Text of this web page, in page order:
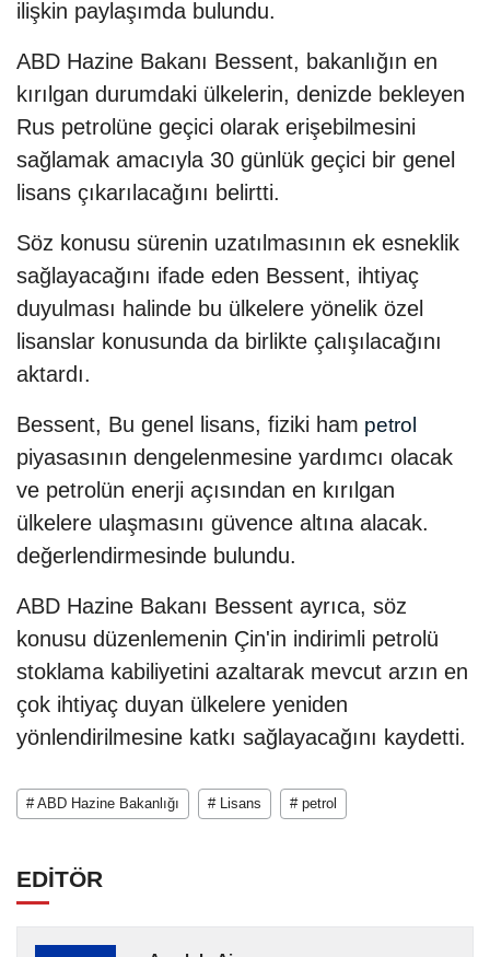
ilişkin paylaşımda bulundu.
ABD Hazine Bakanı Bessent, bakanlığın en
kırılgan durumdaki ülkelerin, denizde bekleyen
Rus petrolüne geçici olarak erişebilmesini
sağlamak amacıyla 30 günlük geçici bir genel
lisans çıkarılacağını belirtti.
Söz konusu sürenin uzatılmasının ek esneklik
sağlayacağını ifade eden Bessent, ihtiyaç
duyulması halinde bu ülkelere yönelik özel
lisanslar konusunda da birlikte çalışılacağını
aktardı.
Bessent, Bu genel lisans, fiziki ham petrol
piyasasının dengelenmesine yardımcı olacak
ve petrolün enerji açısından en kırılgan
ülkelere ulaşmasını güvence altına alacak.
değerlendirmesinde bulundu.
ABD Hazine Bakanı Bessent ayrıca, söz
konusu düzenlemenin Çin'in indirimli petrolü
stoklama kabiliyetini azaltarak mevcut arzın en
çok ihtiyaç duyan ülkelere yeniden
yönlendirilmesine katkı sağlayacağını kaydetti.
# ABD Hazine Bakanlığı # Lisans # petrol
EDİTÖR